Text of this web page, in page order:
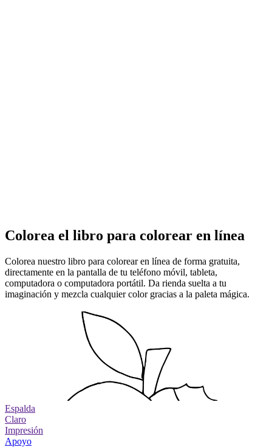
Colorea el libro para colorear en línea
Colorea nuestro libro para colorear en línea de forma gratuita,
directamente en la pantalla de tu teléfono móvil, tableta,
computadora o computadora portátil. Da rienda suelta a tu
imaginación y mezcla cualquier color gracias a la paleta mágica.
Espalda
Claro
Impresión
Apoyo